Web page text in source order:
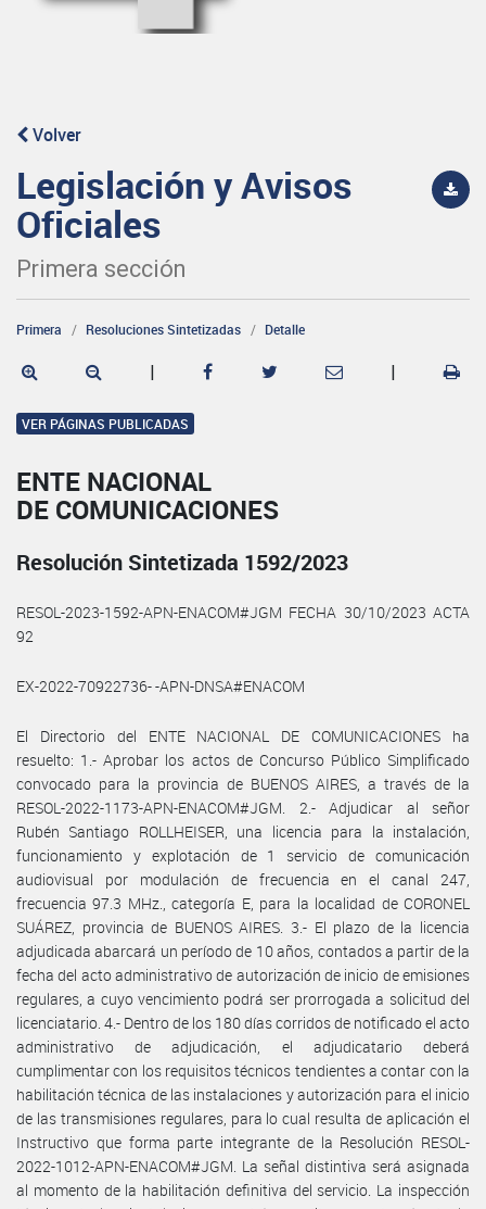
Volver
Legislación y Avisos
Oficiales
Primera sección
Primera Resoluciones Sintetizadas Detalle
| |
VER PÁGINAS PUBLICADAS
ENTE NACIONAL
DE COMUNICACIONES
Resolución Sintetizada 1592/2023
RESOL-2023-1592-APN-ENACOM#JGM FECHA 30/10/2023 ACTA
92
EX-2022-70922736- -APN-DNSA#ENACOM
El Directorio del ENTE NACIONAL DE COMUNICACIONES ha
resuelto: 1.- Aprobar los actos de Concurso Público Simplificado
convocado para la provincia de BUENOS AIRES, a través de la
RESOL-2022-1173-APN-ENACOM#JGM. 2.- Adjudicar al señor
Rubén Santiago ROLLHEISER, una licencia para la instalación,
funcionamiento y explotación de 1 servicio de comunicación
audiovisual por modulación de frecuencia en el canal 247,
frecuencia 97.3 MHz., categoría E, para la localidad de CORONEL
SUÁREZ, provincia de BUENOS AIRES. 3.- El plazo de la licencia
adjudicada abarcará un período de 10 años, contados a partir de la
fecha del acto administrativo de autorización de inicio de emisiones
regulares, a cuyo vencimiento podrá ser prorrogada a solicitud del
licenciatario. 4.- Dentro de los 180 días corridos de notificado el acto
administrativo de adjudicación, el adjudicatario deberá
cumplimentar con los requisitos técnicos tendientes a contar con la
habilitación técnica de las instalaciones y autorización para el inicio
de las transmisiones regulares, para lo cual resulta de aplicación el
Instructivo que forma parte integrante de la Resolución RESOL-
2022-1012-APN-ENACOM#JGM. La señal distintiva será asignada
al momento de la habilitación definitiva del servicio. La inspección